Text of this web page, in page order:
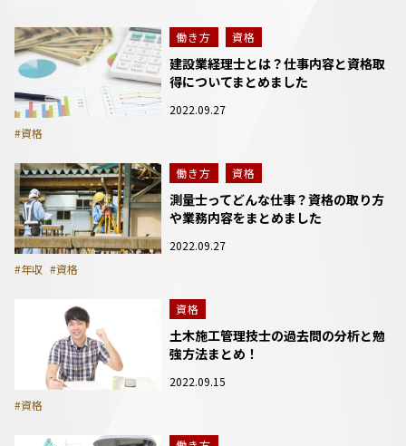
働き方 資格
建設業経理士とは？仕事内容と資格取
得についてまとめました
2022.09.27
#資格
働き方 資格
測量士ってどんな仕事？資格の取り方
や業務内容をまとめました
2022.09.27
#年収 #資格
資格
土木施工管理技士の過去問の分析と勉
強方法まとめ！
2022.09.15
#資格